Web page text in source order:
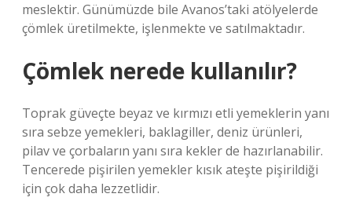
meslektir. Günümüzde bile Avanos’taki atölyelerde
çömlek üretilmekte, işlenmekte ve satılmaktadır.
Çömlek nerede kullanılır?
Toprak güveçte beyaz ve kırmızı etli yemeklerin yanı
sıra sebze yemekleri, baklagiller, deniz ürünleri,
pilav ve çorbaların yanı sıra kekler de hazırlanabilir.
Tencerede pişirilen yemekler kısık ateşte pişirildiği
için çok daha lezzetlidir.